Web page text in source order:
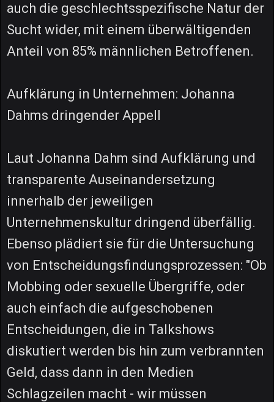
auch die geschlechtsspezifische Natur der
Sucht wider, mit einem überwältigenden
Anteil von 85% männlichen Betroffenen.
Aufklärung in Unternehmen: Johanna
Dahms dringender Appell
Laut Johanna Dahm sind Aufklärung und
transparente Auseinandersetzung
innerhalb der jeweiligen
Unternehmenskultur dringend überfällig.
Ebenso plädiert sie für die Untersuchung
von Entscheidungsfindungsprozessen: "Ob
Mobbing oder sexuelle Übergriffe, oder
auch einfach die aufgeschobenen
Entscheidungen, die in Talkshows
diskutiert werden bis hin zum verbrannten
Geld, dass dann in den Medien
Schlagzeilen macht - wir müssen